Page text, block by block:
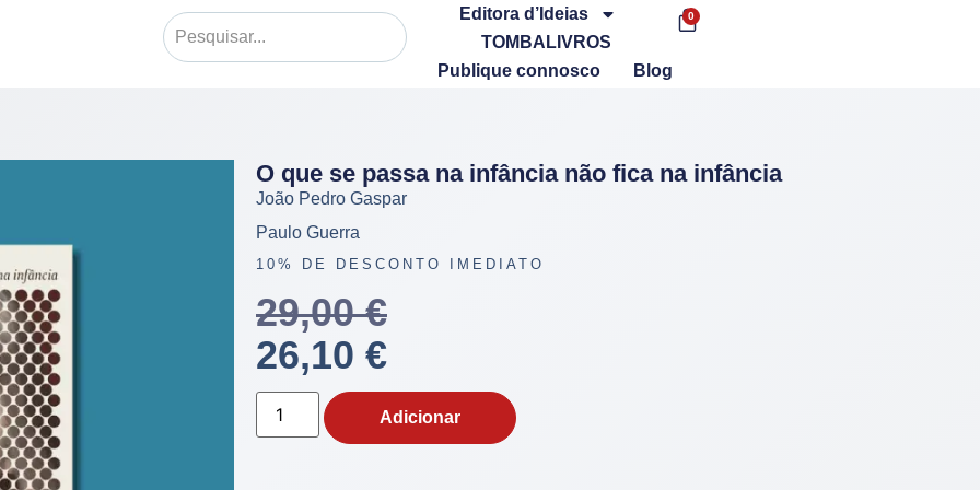
Editora d’Ideias
TOMBALIVROS
Publique connosco
Blog
0
O que se passa na infância não fica na infância
João Pedro Gaspar
Paulo Guerra
10% DE DESCONTO IMEDIATO
29,00€
26,10 €
Adicionar